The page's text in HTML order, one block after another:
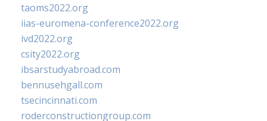
taoms2022.org
iias-euromena-conference2022.org
ivd2022.org
csity2022.org
ibsarstudyabroad.com
bennusehgall.com
tsecincinnati.com
roderconstructiongroup.com